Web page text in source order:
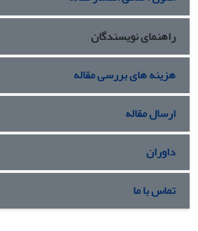
راهنمای نویسندگان
هزینه های بررسی مقاله
ارسال مقاله
داوران
تماس با ما